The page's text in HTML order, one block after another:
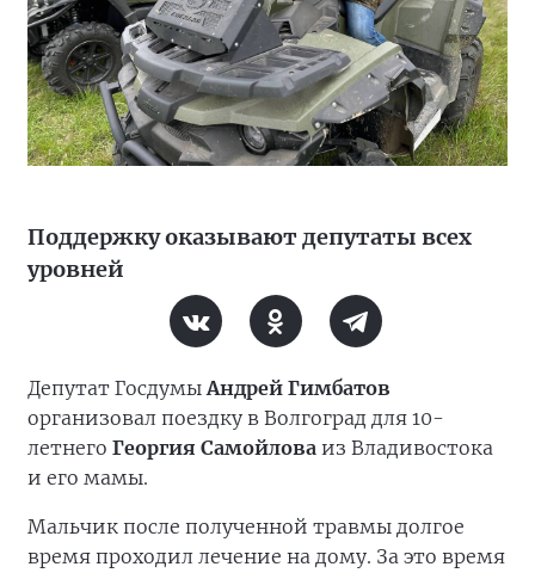
Поддержку оказывают депутаты всех
уровней
Депутат ГосдумыАндрей Гимбатов
организовал поездку в Волгоград для 10-
летнего Георгия Самойлова из Владивостока
и его мамы.
Мальчик после полученной травмы долгое
время проходил лечение на дому. За это время